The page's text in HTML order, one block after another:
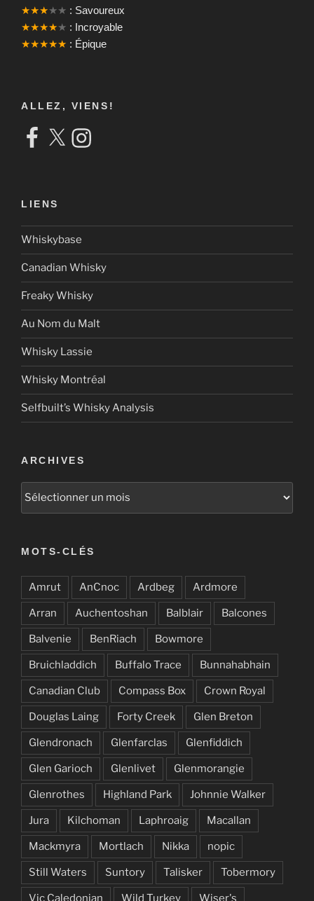
★★★★★ : Savoureux
★★★★★ : Incroyable
★★★★★ : Épique
ALLEZ, VIENS!
Facebook
X Instagram
LIENS
Whiskybase
Canadian Whisky
Freaky Whisky
Au Nom du Malt
Whisky Lassie
Whisky Montréal
Selfbuilt’s Whisky Analysis
ARCHIVES
MOTS-CLÉS
Amrut AnCnoc Ardbeg Ardmore
Arran Auchentoshan Balblair Balcones
Balvenie BenRiach Bowmore
Bruichladdich Buffalo Trace Bunnahabhain
Canadian Club Compass Box Crown Royal
Douglas Laing Forty Creek Glen Breton
Glendronach Glenfarclas Glenfiddich
Glen Garioch Glenlivet Glenmorangie
Glenrothes Highland Park Johnnie Walker
Jura Kilchoman Laphroaig Macallan
Mackmyra Mortlach Nikka nopic
Still Waters Suntory Talisker Tobermory
Vic Caledonian Wild Turkey Wiser's